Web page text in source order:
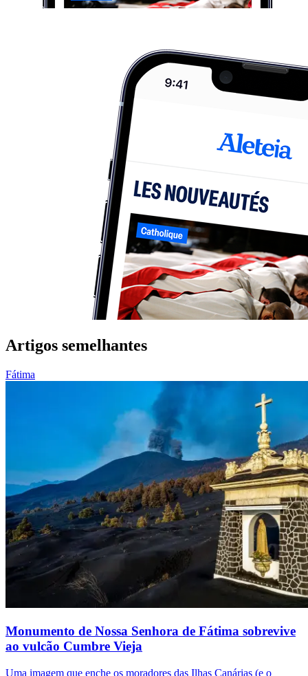
Artigos semelhantes
Fátima
Monumento de Nossa Senhora de Fátima sobrevive
ao vulcão Cumbre Vieja
Uma imagem que enche os moradores das Ilhas Canárias (e o